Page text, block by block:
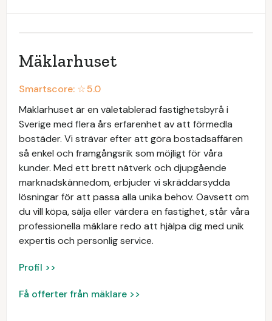
Mäklarhuset
Smartscore: ☆5.0
Mäklarhuset är en väletablerad fastighetsbyrå i
Sverige med flera års erfarenhet av att förmedla
bostäder. Vi strävar efter att göra bostadsaffären
så enkel och framgångsrik som möjligt för våra
kunder. Med ett brett nätverk och djupgående
marknadskännedom, erbjuder vi skräddarsydda
lösningar för att passa alla unika behov. Oavsett om
du vill köpa, sälja eller värdera en fastighet, står våra
professionella mäklare redo att hjälpa dig med unik
expertis och personlig service.
Profil >>
Få offerter från mäklare >>